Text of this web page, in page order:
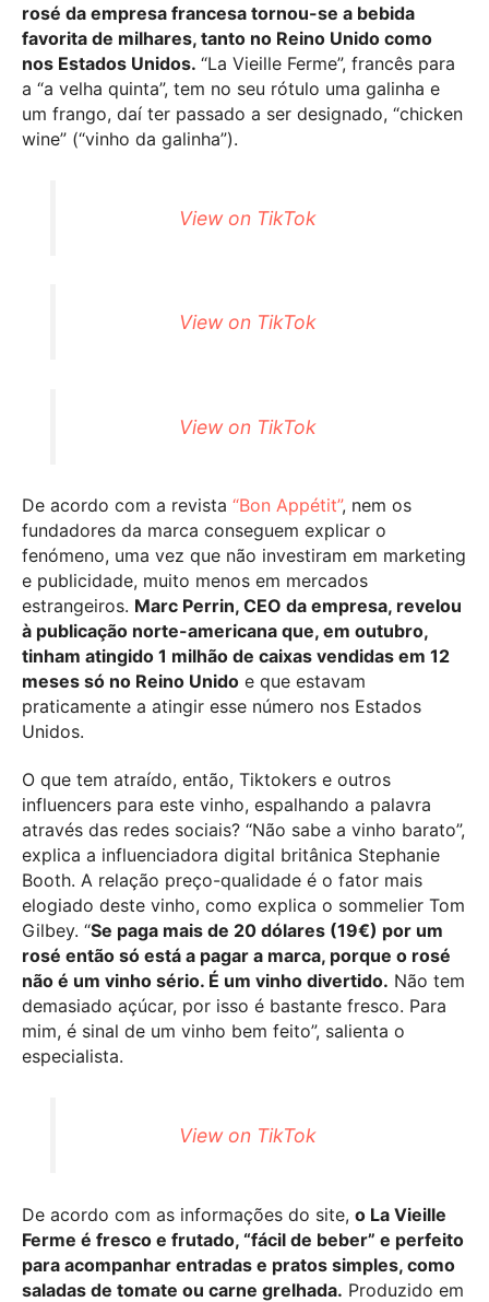
rosé da empresa francesa tornou-se a bebida
favorita de milhares, tanto no Reino Unido como
nos Estados Unidos. “La Vieille Ferme”, francês para
a “a velha quinta”, tem no seu rótulo uma galinha e
um frango, daí ter passado a ser designado, “chicken
wine” (“vinho da galinha”).
View on TikTok
View on TikTok
View on TikTok
De acordo com a revista “Bon Appétit”, nem os
fundadores da marca conseguem explicar o
fenómeno, uma vez que não investiram em marketing
e publicidade, muito menos em mercados
estrangeiros. Marc Perrin, CEO da empresa, revelou
à publicação norte-americana que, em outubro,
tinham atingido 1 milhão de caixas vendidas em 12
meses só no Reino Unido e que estavam
praticamente a atingir esse número nos Estados
Unidos.
O que tem atraído, então, Tiktokers e outros
influencers para este vinho, espalhando a palavra
através das redes sociais? “Não sabe a vinho barato”,
explica a influenciadora digital britânica Stephanie
Booth. A relação preço-qualidade é o fator mais
elogiado deste vinho, como explica o sommelier Tom
Gilbey. “Se paga mais de 20 dólares (19€) por um
rosé então só está a pagar a marca, porque o rosé
não é um vinho sério. É um vinho divertido. Não tem
demasiado açúcar, por isso é bastante fresco. Para
mim, é sinal de um vinho bem feito”, salienta o
especialista.
View on TikTok
De acordo com as informações do site, o La Vieille
Ferme é fresco e frutado, “fácil de beber” e perfeito
para acompanhar entradas e pratos simples, como
saladas de tomate ou carne grelhada. Produzido em